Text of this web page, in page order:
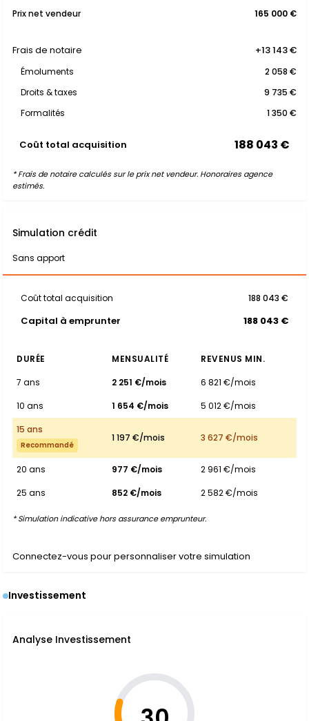
Prix net vendeur
165 000 €
Frais de notaire +13 143 €
Émoluments
2 058 €
Droits & taxes
9 735 €
Formalités
1 350 €
Coût total acquisition 188 043 €
* Frais de notaire calculés sur le prix net vendeur. Honoraires agence
estimés.
Simulation crédit
Sans apport
Coût total acquisition 188 043 €
Capital à emprunter 188 043 €
DURÉE MENSUALITÉ
REVENUS MIN.
7 ans
2 251 €/mois
6 821 €/mois
10 ans
1 654 €/mois
5 012 €/mois
15 ans
Recommandé
1 197 €/mois 3 627 €/mois
20 ans 977 €/mois
2 961 €/mois
25 ans
852 €/mois 2 582 €/mois
* Simulation indicative hors assurance emprunteur.
Connectez-vous pour personnaliser votre simulation
Investissement
Analyse Investissement